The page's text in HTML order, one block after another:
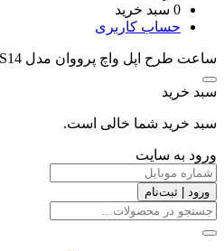
0 سبد خرید
حساب کاربری
ساعت طرح اپل واچ پرووان مدل PWS14
سبد خرید
سبد خرید شما خالی است.
ورود به سایت
ورود | ثبت‌نام